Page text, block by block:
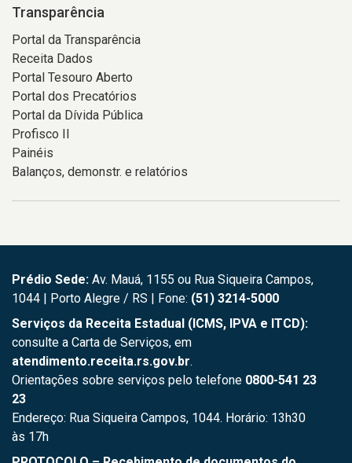
Transparência
Portal da Transparência
Receita Dados
Portal Tesouro Aberto
Portal dos Precatórios
Portal da Dívida Pública
Profisco II
Painéis
Balanços, demonstr. e relatórios
Prédio Sede: Av. Mauá, 1155 ou Rua Siqueira Campos,
1044 | Porto Alegre / RS | Fone: (51) 3214-5000
Serviços da Receita Estadual (ICMS, IPVA e ITCD):
consulte a Carta de Serviços, em
atendimento.receita.rs.gov.br.
Orientações sobre serviços pelo telefone 0800-541 23
23
Endereço: Rua Siqueira Campos, 1044. Horário: 13h30
às 17h